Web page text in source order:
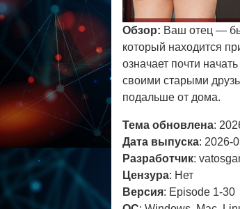
Обзор: Ваш отец —
который находится
означает почти
своими старыми
подальше от дома.
Тема обновлена:
Дата выпуска: 2026-
Разработчик:
Цензура: Нет
Версия: Episode 1-30